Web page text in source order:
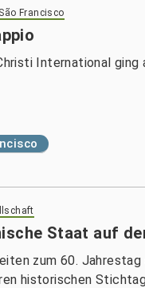
Francisco
International
Staat auf
zum 60.
historischen